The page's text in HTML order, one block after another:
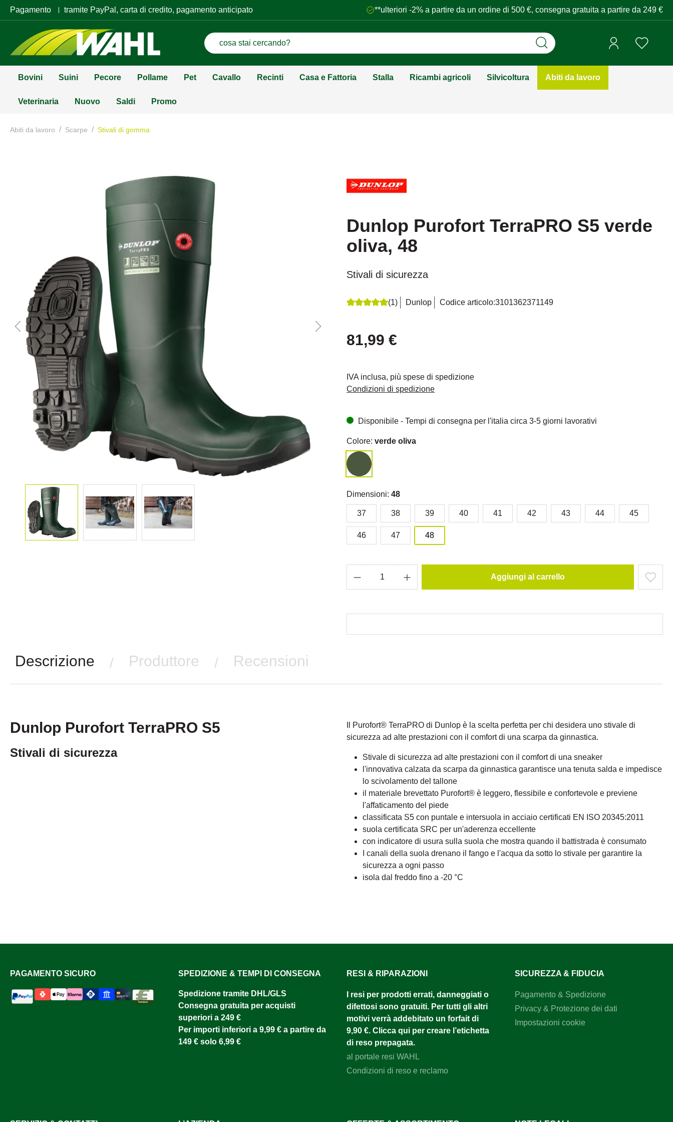
Pagamento tramite PayPal, carta di credito, pagamento anticipato **ulteriori -2% a partire da un ordine di 500 €, consegna gratuita a partire da 249 €
Bovini Suini Pecore Pollame Pet Cavallo Recinti Casa e Fattoria Stalla Ricambi agricoli Silvicoltura Abiti da lavoro
Veterinaria Nuovo Saldi Promo
Abiti da lavoro / Scarpe / Stivali di gomma
Dunlop Purofort TerraPRO S5 verde
oliva, 48
Stivali di sicurezza
(1) Dunlop Codice articolo:3101362371149
81,99 €
IVA inclusa, più spese di spedizione
Condizioni di spedizione
Disponibile - Tempi di consegna per l'italia circa 3-5 giorni lavorativi
Colore: verde oliva
Dimensioni: 48
37 38 39 40 41 42 43 44 45
46 47 48
Aggiungi al carrello
Descrizione / Produttore / Recensioni
Dunlop Purofort TerraPRO S5
Stivali di sicurezza
Il Purofort® TerraPRO di Dunlop è la scelta perfetta per chi desidera uno stivale di
sicurezza ad alte prestazioni con il comfort di una scarpa da ginnastica.
Stivale di sicurezza ad alte prestazioni con il comfort di una sneaker
l'innovativa calzata da scarpa da ginnastica garantisce una tenuta salda e impedisce
lo scivolamento del tallone
il materiale brevettato Purofort® è leggero, flessibile e confortevole e previene
l'affaticamento del piede
classificata S5 con puntale e intersuola in acciaio certificati EN ISO 20345:2011
suola certificata SRC per un'aderenza eccellente
con indicatore di usura sulla suola che mostra quando il battistrada è consumato
I canali della suola drenano il fango e l'acqua da sotto lo stivale per garantire la
sicurezza a ogni passo
isola dal freddo fino a -20 °C
PAGAMENTO SICURO SPEDIZIONE & TEMPI DI CONSEGNA
Spedizione tramite DHL/GLS ​
Consegna gratuita per acquisti
superiori a 249 €
Per importi inferiori a 9,99 € a partire da
149 € solo 6,99 €
RESI & RIPARAZIONI
I resi per prodotti errati, danneggiati o
difettosi sono gratuiti. Per tutti gli altri
motivi verrà addebitato un forfait di
9,90 €. Clicca qui per creare l’etichetta
di reso prepagata.
al portale resi WAHL
Condizioni di reso e reclamo
SICUREZZA & FIDUCIA
Pagamento & Spedizione
Privacy & Protezione dei dati
Impostazioni cookie